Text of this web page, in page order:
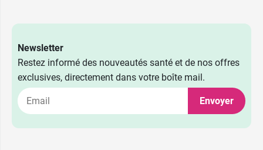
Newsletter
Restez informé des nouveautés santé et de nos offres
exclusives, directement dans votre boîte mail.
Envoyer